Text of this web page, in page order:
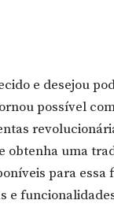
e desejou
possível
obtenha uma
para essa
e